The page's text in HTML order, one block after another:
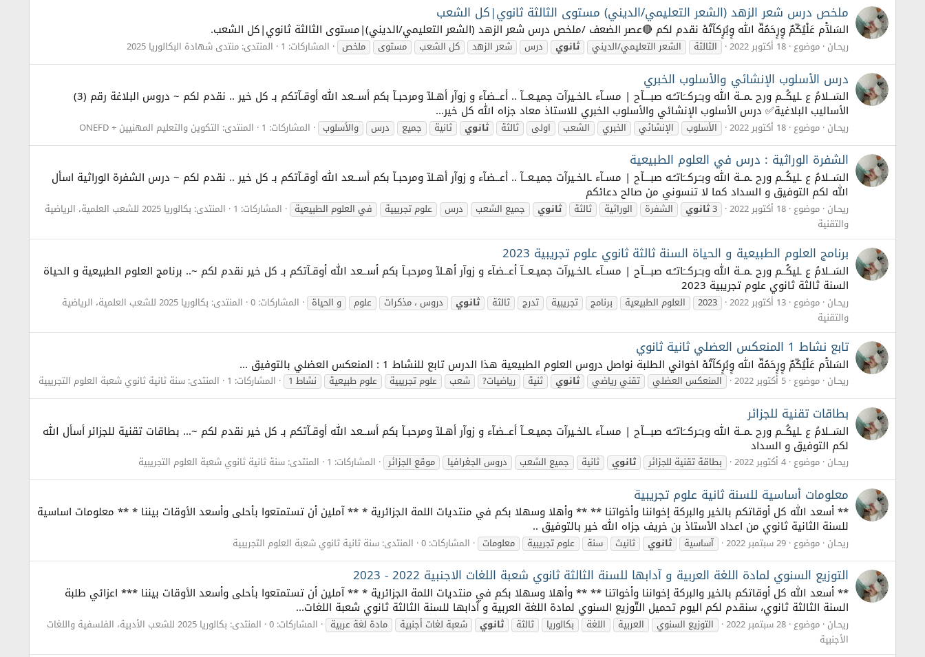
ملخص درس شعر الزهد (الشعر التعليمي/الديني) مستوى الثالثة ثانوي|كل الشعب
السَلآْم عَلْيُكّمٌ وٍرٍحَمُةّ الله وٍبُرٍكآتُهْ نقدم لكم 🔴عصر الضعف /ملخص درس شعر الزهد (الشعر التعليمي/الديني)|مستوى الثالثة ثانوي|كل الشعب.
ريحـان موضوع 18 أكتوبر 2022 الثالثة الشعر التعليمي/الديني ثانوي درس شعر الزهد كل الشعب مستوى ملخص المشاركات: 1 المنتدى: منتدى شهادة البكالوريا 2025
درس الأسلوب الإنشائي والأسلوب الخبري
السَــلامُ ع ـليكُــم ورح ـمــة الله وبـَـركــَاتـُـه صبـــآح | مسـآء ـالخـيرآت جميـعــآ .. أعــضآء و زوآر أهـلآ ومرحبـآ بكم أســعد الله أوقـآتكم بـ كل خير .. نقدم لكم ~ دروس البلاغة رقم (3)
الأساليب البلاغية✅ درس الأسلوب الإنشائي والأسلوب الخبري للاستاذ معاد جزاه الله كل خير...
ريحـان موضوع 18 أكتوبر 2022 الأسلوب الإنشائي الخبري الشعب اولى ثالثة ثانوي ثانية جميع درس والأسلوب المشاركات: 1 المنتدى: التكوين والتعليم المهنيين + ONEFD
الشفرة الوراثية : درس في العلوم الطبيعية
السَــلامُ ع ـليكُــم ورح ـمــة الله وبـَـركــَاتـُـه صبـــآح | مسـآء ـالخـيرآت جميـعــآ .. أعــضآء و زوآر أهـلآ ومرحبـآ بكم أســعد الله أوقـآتكم بـ كل خير .. نقدم لكم ~ درس الشفرة الوراثية اسأل
الله لكم التوفيق و السداد كما لا تنسوني من صالح دعائكم
ريحـان موضوع 18 أكتوبر 2022 3ثانوي الشفرة الوراثية ثالثة ثانوي جميع الشعب درس علوم تجريبية في العلوم الطبيعية المشاركات: 1 المنتدى:
بكالوريا 2025 للشعب العلمية، الرياضية
والتقنية
برنامج العلوم الطبيعية و الحياة السنة ثالثة ثانوي علوم تجريبية 2023
السَــلامُ ع ـليكُــم ورح ـمــة الله وبـَـركــَاتـُـه صبـــآح | مسـآء ـالخـيرآت جميـعــآ أعــضآء و زوآر أهـلآ ومرحبـآ بكم أســعد الله أوقـآتكم بـ كل خير نقدم لكم ~.. برنامج العلوم الطبيعية و الحياة
السنة ثالثة ثانوي علوم تجريبية 2023
ريحـان موضوع 13 أكتوبر 2022 2023 العلوم الطبيعية برنامج تجريبية تدرج ثالثة ثانوي دروس ، مذكرات علوم و الحياة المشاركات: 0 المنتدى:
بكالوريا 2025 للشعب العلمية، الرياضية
والتقنية
تابع نشاط 1 المنعكس العضلي ثانية ثانوي
السَلآْم عَلْيُكّمٌ وٍرٍحَمُةّ الله وٍبُرٍكآتُهْ اخواني الطلبة نواصل دروس العلوم الطبيعية هذا الدرس تابع للنشاط 1 : المنعكس العضلي بالتوفيق ...
ريحـان موضوع 5 أكتوبر 2022 المنعكس العضلي تقني رياضي ثانوي ثنية رياضيات? شعب علوم تجريبية علوم طبيعية نشاط 1 المشاركات: 1 المنتدى: سنة ثانية ثانوي شعبة العلوم التجريبية
بطاقات تقنية للجزائر
السَــلامُ ع ـليكُــم ورح ـمــة الله وبـَـركــَاتـُـه صبـــآح | مسـآء ـالخـيرآت جميـعــآ أعــضآء و زوآر أهـلآ ومرحبـآ بكم أســعد الله أوقـآتكم بـ كل خير نقدم لكم ~... بطاقات تقنية للجزائر أسأل الله
لكم التوفيق و السداد
ريحـان موضوع 4 أكتوبر 2022 بطاقة تقنية للجزائر ثانوي ثانية جميع الشعب دروس الجغرافيا موقع الجزائر المشاركات: 1 المنتدى: سنة ثانية ثانوي شعبة العلوم التجريبية
معلومات أساسية للسنة ثانية علوم تجريبية
** أسعد الله كل أوقاتكم بالخير والبركة إخواننا وأخواتنا ** ** وأهلا وسهلا بكم في منتديات اللمة الجزائرية * ** آملين أن تستمتعوا بأحلى وأسعد الأوقات بيننا * ** معلومات اساسية
للسنة الثانية ثانوي من اعداد الأستاذ بن خريف جزاه الله خير بالتوفيق ..
ريحـان موضوع 29 سبتمبر 2022 آساسية ثانوي ثانيث سنة علوم تجريبية معلومات المشاركات: 0 المنتدى: سنة ثانية ثانوي شعبة العلوم التجريبية
التوزيع السنوي لمادة اللغة العربية و آدابها للسنة الثالثة ثانوي شعبة اللغات الاجنبية 2022 - 2023
** أسعد الله كل أوقاتكم بالخير والبركة إخواننا وأخواتنا ** ** وأهلا وسهلا بكم في منتديات اللمة الجزائرية * ** آملين أن تستمتعوا بأحلى وأسعد الأوقات بيننا *** اعزائي طلبة
السنة الثالثة ثانوي، سنقدم لكم اليوم تحميل التّوزيع السنوي لمادة اللغة العربية و آدابها للسنة الثالثة ثانوي شعبة اللغات...
ريحـان موضوع 28 سبتمبر 2022 التوزيع السنوي العربية اللغة بكالوريا ثالثة ثانوي شعبة لغات أجنبية مادة لغة عربية المشاركات: 0 المنتدى:
بكالوريا 2025 للشعب الأدبية، الفلسفية واللغات
الأجنبية